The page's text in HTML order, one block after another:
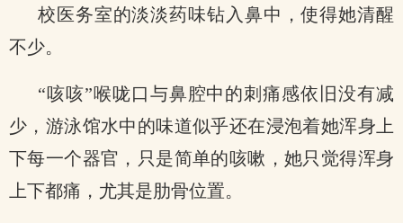
校医务室的淡淡药味钻入鼻中，使得她清醒
不少。
“咳咳”喉咙口与鼻腔中的刺痛感依旧没有减
少，游泳馆水中的味道似乎还在浸泡着她浑身上
下每一个器官，只是简单的咳嗽，她只觉得浑身
上下都痛，尤其是肋骨位置。